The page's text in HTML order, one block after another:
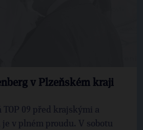
v Plzeňském kraji
09 před krajskými a
v plném proudu. V sobotu